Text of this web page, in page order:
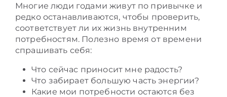
Многие люди годами живут по привычке и
редко останавливаются, чтобы проверить,
соответствует ли их жизнь внутренним
потребностям. Полезно время от времени
спрашивать себя:
Что сейчас приносит мне радость?
Что забирает большую часть энергии?
Какие мои потребности остаются без